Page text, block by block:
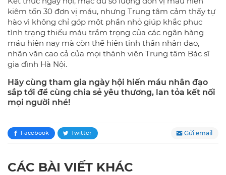
kiêm tốn 30 đơn vị máu, nhưng Trung tâm cảm thấy tự
hào vì không chỉ góp một phần nhỏ giúp khắc phục
tình trạng thiếu máu trầm trọng của các ngân hàng
máu hiện nay mà còn thể hiện tinh thần nhân đạo,
nhân văn cao cả của mọi thành viên Trung tâm Bác sĩ
gia đình Hà Nội.
Hãy cùng tham gia ngày hội hiến máu nhân đạo
sắp tới để cùng chia sẻ yêu thương, lan tỏa kết nối
mọi người nhé!
Facebook Twitter Gửi email
CÁC BÀI VIẾT KHÁC